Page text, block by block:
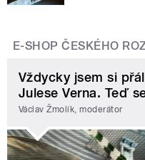
E-SHOP ČESKÉHO
Vždycky jsem si
Julese Verna. Teď
Václav Žmolík, moderátor